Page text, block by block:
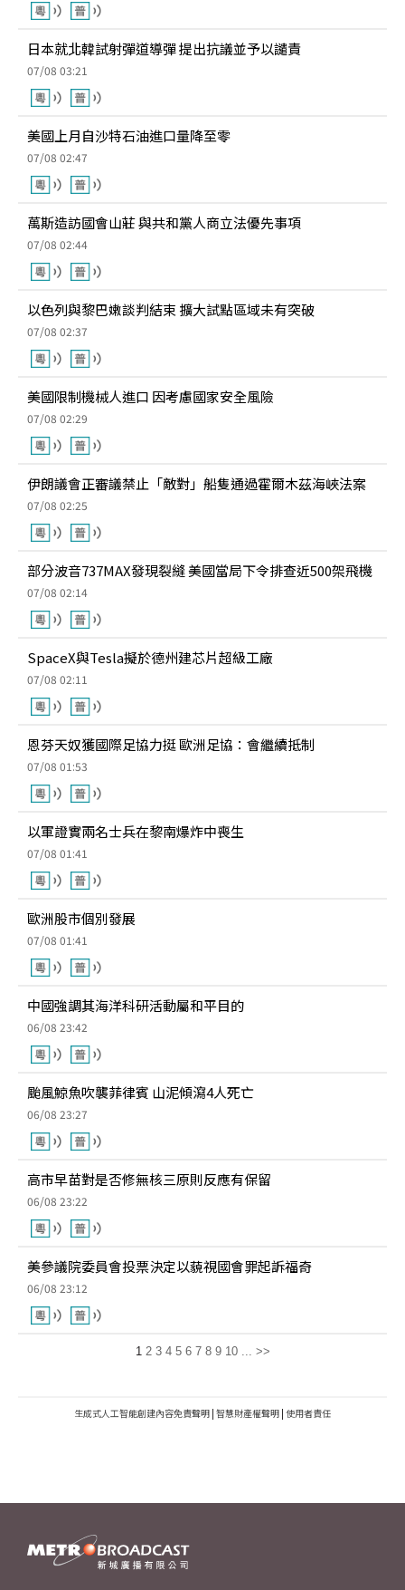
日本就北韓試射彈道導彈 提出抗議並予以譴責
07/08 03:21
美國上月自沙特石油進口量降至零
07/08 02:47
萬斯造訪國會山莊 與共和黨人商立法優先事項
07/08 02:44
以色列與黎巴嫩談判結束 擴大試點區域未有突破
07/08 02:37
美國限制機械人進口 因考慮國家安全風險
07/08 02:29
伊朗議會正審議禁止「敵對」船隻通過霍爾木茲海峽法案
07/08 02:25
部分波音737MAX發現裂縫 美國當局下令排查近500架飛機
07/08 02:14
SpaceX與Tesla擬於德州建芯片超級工廠
07/08 02:11
恩芬天奴獲國際足協力挺 歐洲足協：會繼續抵制
07/08 01:53
以軍證實兩名士兵在黎南爆炸中喪生
07/08 01:41
歐洲股市個別發展
07/08 01:41
中國強調其海洋科研活動屬和平目的
06/08 23:42
颱風鯨魚吹襲菲律賓 山泥傾瀉4人死亡
06/08 23:27
高市早苗對是否修無核三原則反應有保留
06/08 23:22
美參議院委員會投票決定以藐視國會罪起訴福奇
06/08 23:12
1 2 3 4 5 6 7 8 9 10 ... >>
生成式人工智能創建內容免責聲明 | 智慧財產權聲明 | 使用者責任